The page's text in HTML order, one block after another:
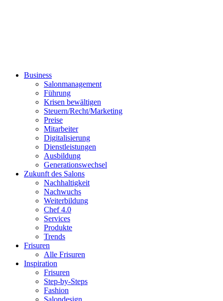
Business
Salonmanagement
Führung
Krisen bewältigen
Steuern/Recht/Marketing
Preise
Mitarbeiter
Digitalisierung
Dienstleistungen
Ausbildung
Generationswechsel
Zukunft des Salons
Nachhaltigkeit
Nachwuchs
Weiterbildung
Chef 4.0
Services
Produkte
Trends
Frisuren
Alle Frisuren
Inspiration
Frisuren
Step-by-Steps
Fashion
Salondesign